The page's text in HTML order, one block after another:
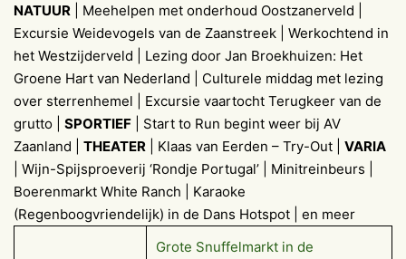
NATUUR | Meehelpen met onderhoud Oostzanerveld |
Excursie Weidevogels van de Zaanstreek | Werkochtend in
het Westzijderveld | Lezing door Jan Broekhuizen: Het
Groene Hart van Nederland | Culturele middag met lezing
over sterrenhemel | Excursie vaartocht Terugkeer van de
grutto | SPORTIEF | Start to Run begint weer bij AV
Zaanland | THEATER | Klaas van Eerden – Try-Out | VARIA
| Wijn-Spijsproeverij ‘Rondje Portugal’ | Minitreinbeurs |
Boerenmarkt White Ranch | Karaoke
(Regenboogvriendelijk) in de Dans Hotspot | en meer
Grote Snuffelmarkt in de